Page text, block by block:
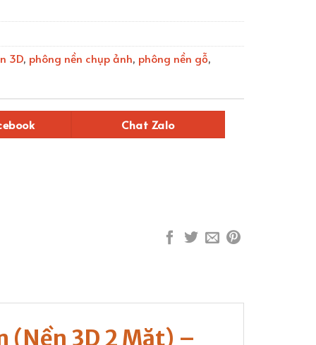
3D, phông nền chụp ảnh, phông nền gỗ,
Chat Zalo
(Nền 3D 2 Mặt) –